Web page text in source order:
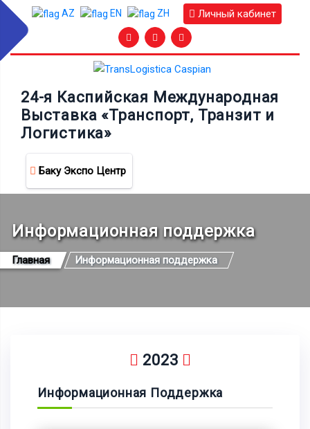
AZ EN ZH Личный кабинет
24-я Каспийская Международная
Выставка «Транспорт, Транзит и
Логистика»
Баку Экспо Центр
Информационная поддержка
Главная Информационная поддержка
2023
Информационная Поддержка